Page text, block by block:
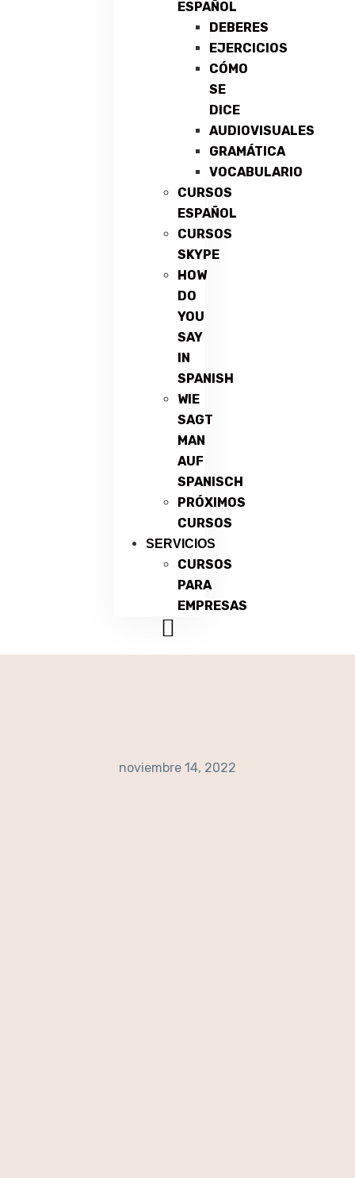
ESPAÑOL
DEBERES
EJERCICIOS
CÓMO
SE
DICE
AUDIOVISUALES
GRAMÁTICA
VOCABULARIO
CURSOS
ESPAÑOL
CURSOS
SKYPE
HOW
DO
YOU
SAY
IN
SPANISH
WIE
SAGT
MAN
AUF
SPANISCH
PRÓXIMOS
CURSOS
SERVICIOS
CURSOS
PARA
EMPRESAS
noviembre 14, 2022